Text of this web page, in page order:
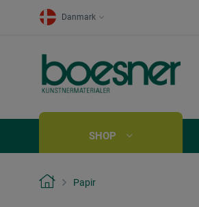
Danmark
SHOP
Papir